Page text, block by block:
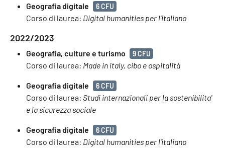
Geografia digitale 6 CFU
Corso di laurea: Digital humanities per l'italiano
2022/2023
Geografia, culture e turismo 9 CFU
Corso di laurea: Made in italy, cibo e ospitalità
Geografia digitale 6 CFU
Corso di laurea: Studi internazionali per la sostenibilita'
e la sicurezza sociale
Geografia digitale 6 CFU
Corso di laurea: Digital humanities per l'italiano